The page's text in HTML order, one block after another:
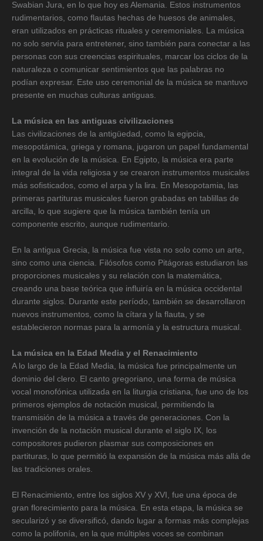
Swabian Jura, en lo que hoy es Alemania. Estos instrumentos
rudimentarios, como flautas hechas de huesos de animales,
eran utilizados en prácticas rituales y ceremoniales. La música
no solo servía para entretener, sino también para conectar a las
personas con sus creencias espirituales, marcar los ciclos de la
naturaleza o comunicar sentimientos que las palabras no
podían expresar. Este uso ceremonial de la música se mantuvo
presente en muchas culturas antiguas.
La música en las antiguas civilizaciones
Las civilizaciones de la antigüedad, como la egipcia,
mesopotámica, griega y romana, jugaron un papel fundamental
en la evolución de la música. En Egipto, la música era parte
integral de la vida religiosa y se crearon instrumentos musicales
más sofisticados, como el arpa y la lira. En Mesopotamia, las
primeras partituras musicales fueron grabadas en tablillas de
arcilla, lo que sugiere que la música también tenía un
componente escrito, aunque rudimentario.
En la antigua Grecia, la música fue vista no solo como un arte,
sino como una ciencia. Filósofos como Pitágoras estudiaron las
proporciones musicales y su relación con la matemática,
creando una base teórica que influiría en la música occidental
durante siglos. Durante este período, también se desarrollaron
nuevos instrumentos, como la cítara y la flauta, y se
establecieron normas para la armonía y la estructura musical.
La música en la Edad Media y el Renacimiento
A lo largo de la Edad Media, la música fue principalmente un
dominio del clero. El canto gregoriano, una forma de música
vocal monofónica utilizada en la liturgia cristiana, fue uno de los
primeros ejemplos de notación musical, permitiendo la
transmisión de la música a través de generaciones. Con la
invención de la notación musical durante el siglo IX, los
compositores pudieron plasmar sus composiciones en
partituras, lo que permitió la expansión de la música más allá de
las tradiciones orales.
El Renacimiento, entre los siglos XV y XVI, fue una época de
gran florecimiento para la música. En esta etapa, la música se
secularizó y se diversificó, dando lugar a formas más complejas
como la polifonía, en la que múltiples voces se combinan